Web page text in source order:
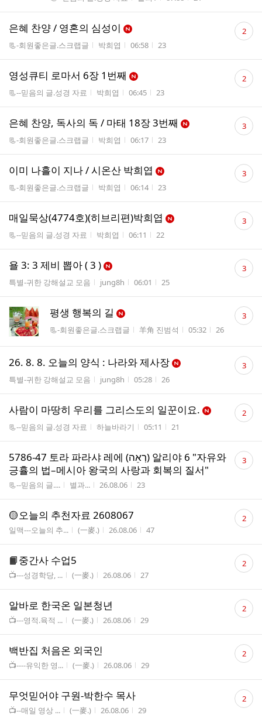
은혜 찬양 / 영혼의 심성이
게시판명
📃-회원좋은글.스크랩글 작성자
박희엽 작성시간
06:58 조회수
23
댓
글 2
영성큐티 로마서 6장 1번째
게시판명
📃--믿음의 글.성경 자료 작성자
박희엽 작성시간
06:45 조회수
23
댓
글 2
은혜 찬양, 독사의 독 / 마태 18장 3번째
게시판명
📃-회원좋은글.스크랩글 작성자
박희엽 작성시간
06:17 조회수
23
댓
글 3
이미 나흘이 지나 / 시온산 박희엽
게시판명
📃-회원좋은글.스크랩글 작성자
박희엽 작성시간
06:14 조회수
23
댓
글 3
매일묵상(4774호)(히브리편)박희엽
게시판명
📃--믿음의 글.성경 자료 작성자
박희엽 작성시간
06:11 조회수
22
댓
글 3
욜 3: 3 제비 뽑아 ( 3 )
게시판명
특별-귀한 강해설교 모음 작성자
jung8h 작성시간
06:01 조회수
25
댓
글 3
평생 행복의 길
게시판명
📃-회원좋은글.스크랩글 작성자
羊角 진범석 작성시간
05:32 조회수
26
댓
글 3
26. 8. 8. 오늘의 양식 : 나라와 제사장
게시판명
특별-귀한 강해설교 모음 작성자
jung8h 작성시간
05:28 조회수
26
댓
글 3
사람이 마땅히 우리를 그리스도의 일꾼이요.
게시판명
📃--믿음의 글.성경 자료 작성자
하늘바라기 작성시간
05:11 조회수
21
댓
글 2
5786-47 토라 파라샤 레에 (רְאֵה) 알리야 6 "자유와
긍휼의 법–메시아 왕국의 사랑과 회복의 질서"
게시판명
📃--믿음의 글.... 작성자
별과... 작성시간
26.08.06 조회수
23
댓
글 3
🟡오늘의 추천자료 2608067
게시판명
일맥---오늘의 추... 작성자
(一麥.) 작성시간
26.08.06 조회수
47
댓
글 2
📙중간사 수업5
게시판명
📺---성경학당, ... 작성자
(一麥.) 작성시간
26.08.06 조회수
27
댓
글 2
알바로 한국온 일본청년
게시판명
📺---영적.육적 ... 작성자
(一麥.) 작성시간
26.08.06 조회수
29
댓
글 2
백반집 처음온 외국인
게시판명
📺----유익한 영... 작성자
(一麥.) 작성시간
26.08.06 조회수
29
댓
글 2
무엇믿어야 구원-박한수 목사
게시판명
📺--매일 영상 ... 작성자
(一麥.) 작성시간
26.08.06 조회수
29
댓
글 2